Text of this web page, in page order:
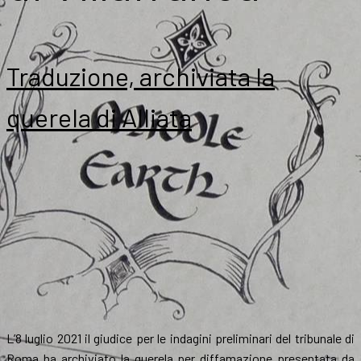
Traduzione, archiviata la
querela di Alliata
L’8 luglio 2021 il giudice per le indagini preliminari del tribunale di